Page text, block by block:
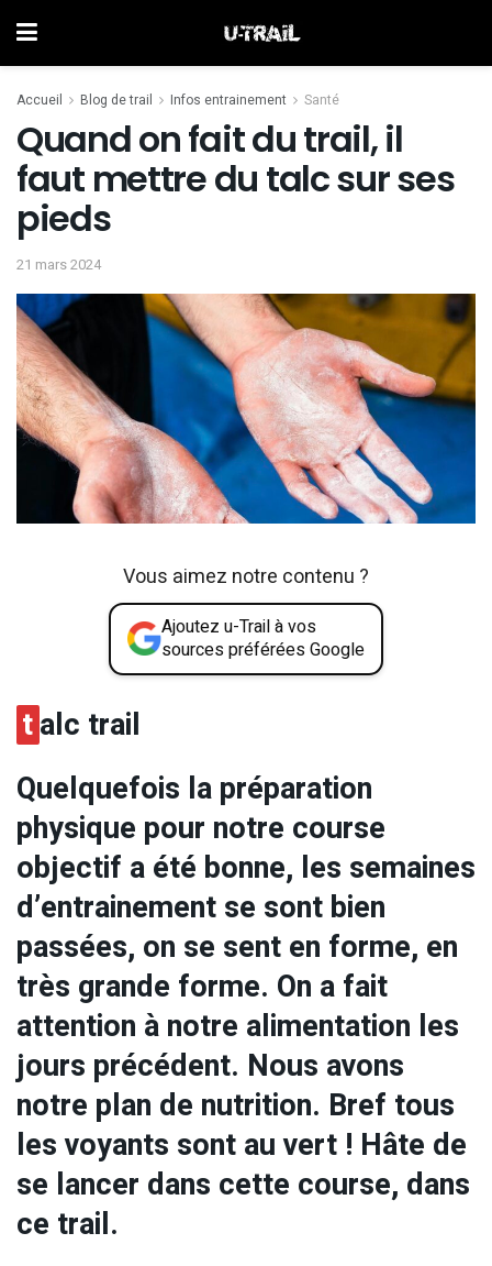
Accueil Blog de trail Infos entrainement Santé
Quand on fait du trail, il
faut mettre du talc sur ses
pieds
21 mars 2024
Vous aimez notre contenu ?
Ajoutez u-Trail à vos
sources préférées Google
talc trail
Quelquefois la préparation
physique pour notre course
objectif a été bonne, les semaines
d’entrainement se sont bien
passées, on se sent en forme, en
très grande forme. On a fait
attention à notre alimentation les
jours précédent. Nous avons
notre plan de nutrition. Bref tous
les voyants sont au vert ! Hâte de
se lancer dans cette course, dans
ce trail.